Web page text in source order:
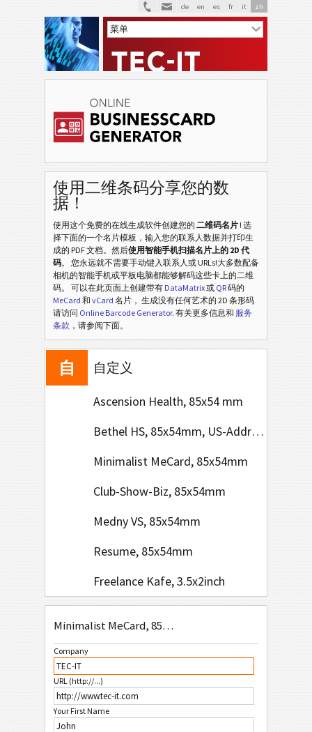
de en es fr it zh
使用二维条码分享您的数
据！
使用这个免费的在线生成软件创建您的 二维码名片 ! 选
择下面的一个名片模板，输入您的联系人数据并打印生
成的 PDF 文档。然后使用智能手机扫描名片上的 2D 代
码。 您永远就不需要手动键入联系人或 URLs!大多数配备
相机的智能手机或平板电脑都能够解码这些卡上的二维
码。 可以在此页面上创建带有 DataMatrix或 QR码的
MeCard 和 vCard 名片， 生成没有任何艺术的 2D 条形码
请访问 Online Barcode Generator. 有关更多信息和 服务
条款 ，请参阅下面。
VCARD
M MECARD
白 白色
水 水果
圣 圣诞节
非 非洲
亚 亚洲
自 自定义
Ascension Health, 85x54 mm
Bethel HS, 85x54mm, US-Address Format
Minimalist MeCard, 85x54mm
Club-Show-Biz, 85x54mm
Medny VS, 85x54mm
Resume, 85x54mm
Freelance Kafe, 3.5x2inch
Minimalist MeCard, 85x54mm
Company
URL (http://...)
Your First Name